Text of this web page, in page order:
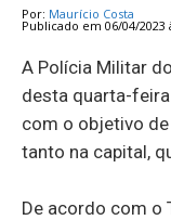
Por: Maurício Costa
Publicado em 06/04/2023
A Polícia Militar
desta quarta-feira
com o objetivo
tanto na capital,
De acordo com o